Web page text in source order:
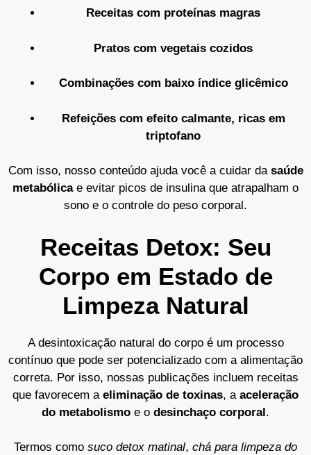
Receitas com proteínas magras
Pratos com vegetais cozidos
Combinações com baixo índice glicêmico
Refeições com efeito calmante, ricas em
triptofano
Com isso, nosso conteúdo ajuda você a cuidar da saúde
metabólicae evitar picos de insulina que atrapalham o
sono e o controle do peso corporal.
Receitas Detox: Seu
Corpo em Estado de
Limpeza Natural
A desintoxicação natural do corpo é um processo
contínuo que pode ser potencializado com a alimentação
correta. Por isso, nossas publicações incluem receitas
que favorecem a eliminação de toxinas, a aceleração
do metabolismo e o desinchaço corporal.
Termos como suco detox matinal, chá para limpeza do